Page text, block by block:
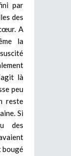
par
des
A
la
là
peu
reste
Si
des
bougé